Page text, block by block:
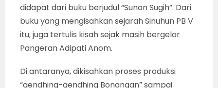
didapat dari buku berjudul “Sunan Sugih”. Dari
buku yang mengisahkan sejarah Sinuhun PB V
itu, juga tertulis kisah sejak masih bergelar
Pangeran Adipati Anom.
Di antaranya, dikisahkan proses produksi
“gendhing-gendhing Bonangan” sampai